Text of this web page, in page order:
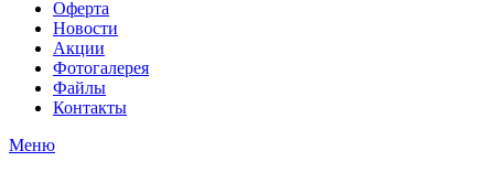
Оферта
Новости
Акции
Фотогалерея
Файлы
Контакты
Меню